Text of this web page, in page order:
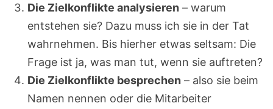
Die Zielkonflikte analysieren – warum
entstehen sie? Dazu muss ich sie in der Tat
wahrnehmen. Bis hierher etwas seltsam: Die
Frage ist ja, was man tut, wenn sie auftreten?
Die Zielkonflikte besprechen – also sie beim
Namen nennen oder die Mitarbeiter